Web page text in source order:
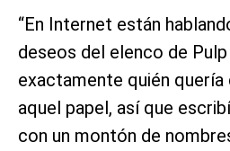
“En Internet están
deseos del elenco de
exactamente quién
aquel papel, así que
con un montón de